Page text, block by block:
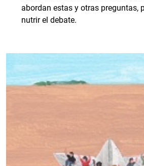
abordan estas y otras preguntas,
nutrir el debate.